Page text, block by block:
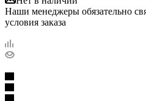
Наши менеджеры обязательно
условия заказа